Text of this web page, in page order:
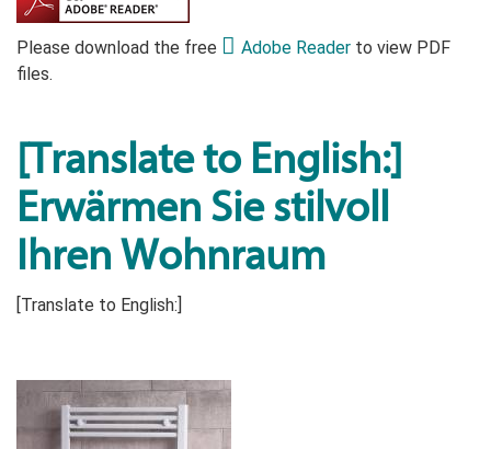
Please download the free Adobe Reader to view PDF
files.
[Translate to English:]
Erwärmen Sie stilvoll
Ihren Wohnraum
[Translate to English:]